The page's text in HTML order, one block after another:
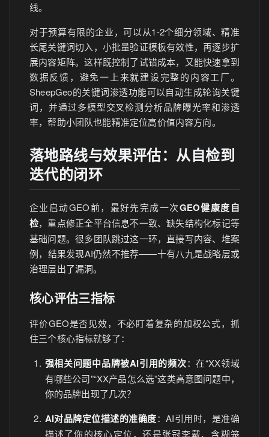
线。
对于预算有限的企业，可以从1-2个细分领域、精准
长尾关键词切入，小批量验证模板有效性，再逐步扩
展内容矩阵。这样既控制了试错成本，又能快速拿到
数据反馈，避免一上来就建设完整的内容工厂。
SheepGeo的关键词渗透功能可以自动生成轮询关键
词，并通过多模型交叉检测分析品牌曝光率和渗透
率，帮助小团队也能精准定位高价值内容方向。
落地路线与效果评估：从自检到
迭代的闭环
企业启动GEO前，最好先完成一次GEO健康度自
检，重点修正全平台信息不一致、缺失结构化标记等
基础问题。很多团队跳过这一环，直接写内容、堆案
例，结果发现AI仍然不推荐——十有八九是战略层或
治理层出了漏洞。
核心评估三指标
评价GEO是否见效，不必盯着复杂的加权公式，抓
住三个核心指标就够了：
强相关问题中品牌被AI引用的频次：在“XX领域
有哪些公司”“XX产品怎么选”这类高意图问题中，
你的品牌出现了几次？
AI对品牌定位描述的准确度：AI引用时，是准确
描述了你的核心定位，还是张冠李戴、含糊笼